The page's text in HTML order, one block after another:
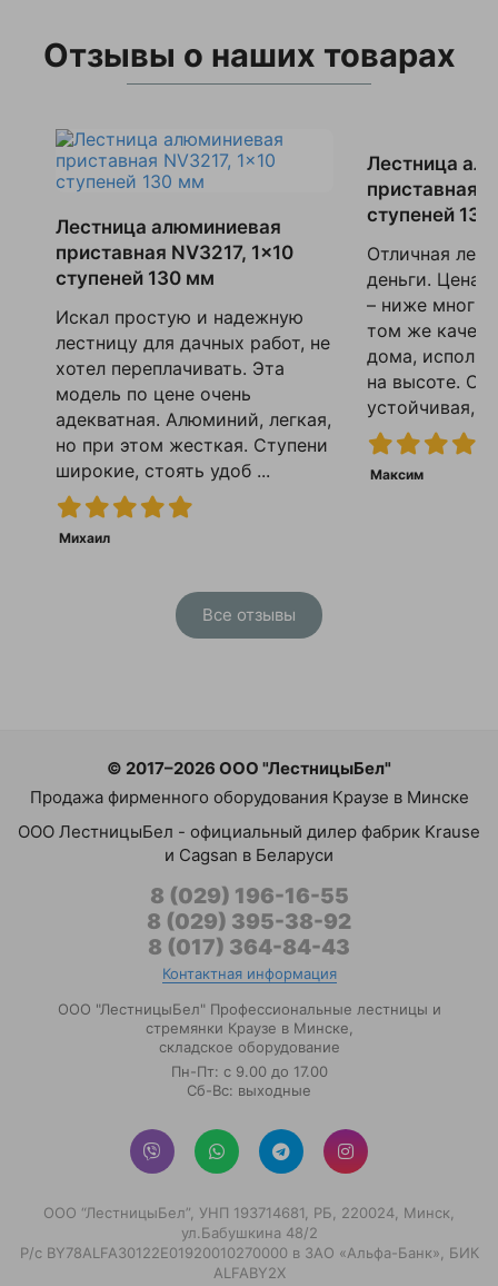
Отзывы о наших товарах
Лестница алюминиевая
приставная NV3217, 1x10
ступеней 130 мм
Искал простую и надежную
лестницу для дачных работ, не
хотел переплачивать. Эта
модель по цене очень
адекватная. Алюминий, легкая,
но при этом жесткая. Ступени
широкие, стоять удоб ...
Михаил
Лестница
приставная
ступеней
Отличная
деньги. Цена
– ниже
том же
дома,
на высоте.
устойчивая,
Максим
Все отзывы
© 2017–2026 ООО "ЛестницыБел"
Продажа фирменного оборудования Краузе в Минске
ООО ЛестницыБел - официальный дилер фабрик Krause
и Cagsan в Беларуси
8 (029) 196-16-55
8 (029) 395-38-92
8 (017) 364-84-43
Контактная информация
ООО "ЛестницыБел" Профессиональные лестницы и
стремянки Краузе в Минске
складское оборудование
Пн-Пт: с 9.00 до 17.00
Сб-Вс: выходные
ООО “ЛестницыБел”, УНП 193714681, РБ, 220024, Минск,
ул.Бабушкина 48/2
Р/с BY78ALFA30122E01920010270000 в ЗАО «Альфа-Банк», БИК
ALFABY2X